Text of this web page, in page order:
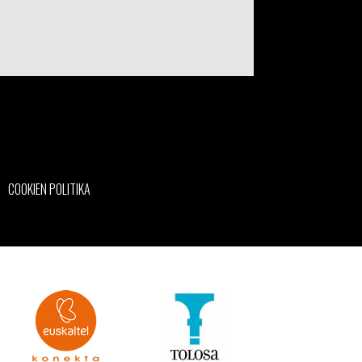
COOKIEN POLITIKA